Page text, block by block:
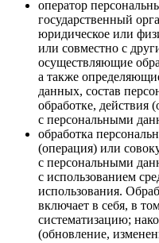
оператор
государственный
юридическое или
или совместно с
осуществляющие
а также
данных, состав
обработке, действия
с персональными
обработка
(операция) или
с персональными
с использованием
использования.
включает в себя, в
систематизацию;
(обновление,